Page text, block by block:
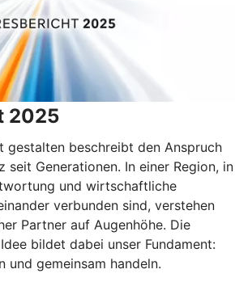
2025
gestalten beschreibt den Anspruch
seit Generationen. In einer Region, in
und wirtschaftliche
verbunden sind, verstehen
Partner auf Augenhöhe. Die
bildet dabei unser Fundament:
und gemeinsam handeln.